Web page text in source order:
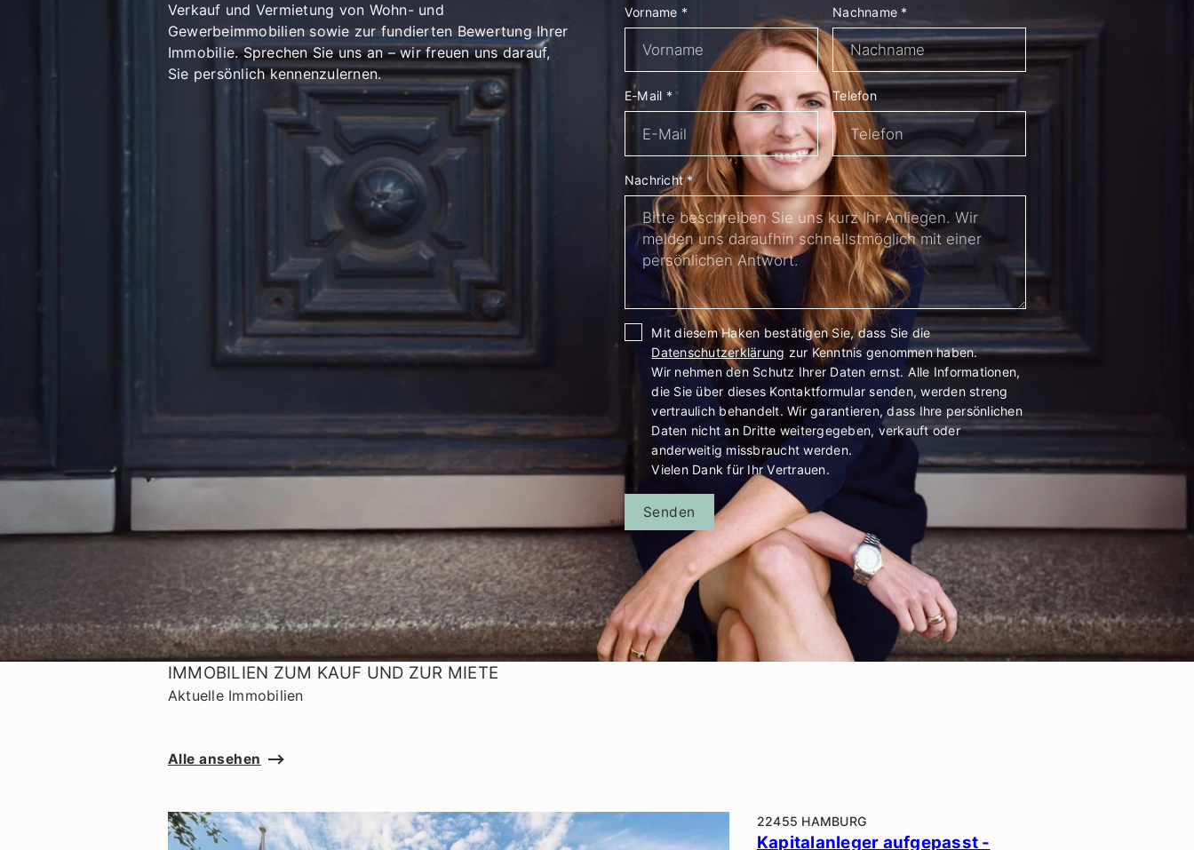
Verkauf und Vermietung von Wohn- und
Gewerbeimmobilien sowie zur fundierten Bewertung Ihrer
Immobilie. Sprechen Sie uns an – wir freuen uns darauf,
Sie persönlich kennenzulernen.
Vorname * Nachname *
E-Mail * Telefon
Nachricht*
Mit diesem Haken bestätigen Sie, dass Sie die
Datenschutzerklärung zur Kenntnis genommen haben.
Wir nehmen den Schutz Ihrer Daten ernst. Alle Informationen,
die Sie über dieses Kontaktformular senden, werden streng
vertraulich behandelt. Wir garantieren, dass Ihre persönlichen
Daten nicht an Dritte weitergegeben, verkauft oder
anderweitig missbraucht werden.
Vielen Dank für Ihr Vertrauen.
Senden
IMMOBILIEN ZUM KAUF UND ZUR MIETE
Aktuelle Immobilien
Alle ansehen
22455 HAMBURG
Kapitalanleger aufgepasst -